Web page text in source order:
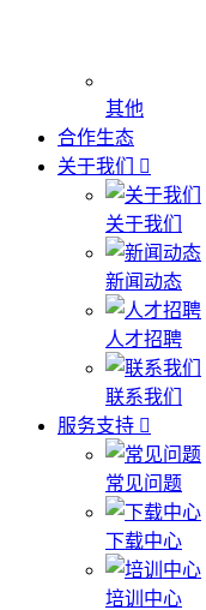
其他
合作生态
关于我们
关于我们
新闻动态
人才招聘
联系我们
服务支持
常见问题
下载中心
培训中心